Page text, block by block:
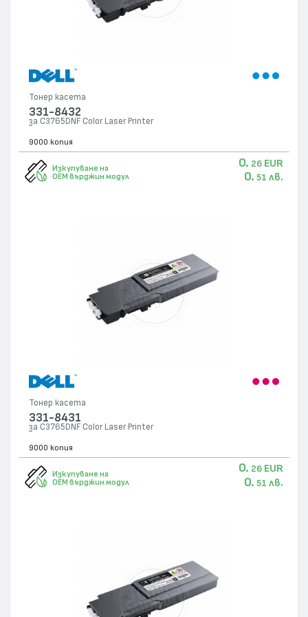
Тонер касета
331-8432
за C3765DNF Color Laser Printer
9000 копия
Изкупуване на
OEM върджин модул
0. 26 EUR
0. 51 лв.
Тонер касета
331-8431
за C3765DNF Color Laser Printer
9000 копия
Изкупуване на
OEM върджин модул
0. 26 EUR
0. 51 лв.